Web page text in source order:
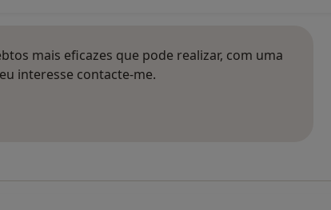
mais eficazes que pode realizar, com uma
interesse contacte-me.